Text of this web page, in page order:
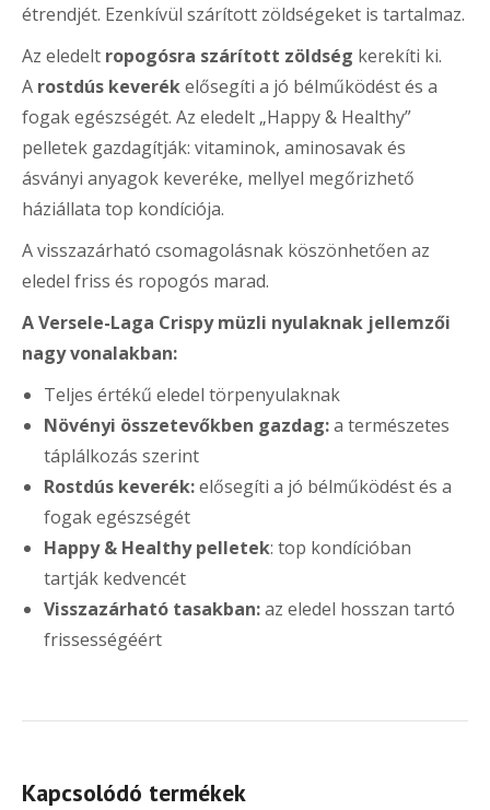
étrendjét. Ezenkívül szárított zöldségeket is tartalmaz.
Az eledelt ropogósra szárított zöldség kerekíti ki.
A rostdús keverékelősegíti a jó bélműködést és a
fogak egészségét. Az eledelt „Happy & Healthy”
pelletek gazdagítják: vitaminok, aminosavak és
ásványi anyagok keveréke, mellyel megőrizhető
háziállata top kondíciója.
A visszazárható csomagolásnak köszönhetően az
eledel friss és ropogós marad.
A Versele-Laga Crispy müzli nyulaknak jellemzői
nagy vonalakban:
Teljes értékű eledel törpenyulaknak
Növényi összetevőkben gazdag:a természetes
táplálkozás szerint
Rostdús keverék:elősegíti a jó bélműködést és a
fogak egészségét
Happy & Healthy pelletek: top kondícióban
tartják kedvencét
Visszazárható tasakban:az eledel hosszan tartó
frissességéért
Kapcsolódó termékek